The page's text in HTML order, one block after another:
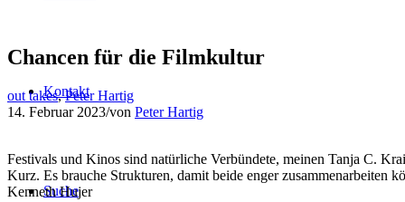
Kontakt
Suche
Chancen für die Filmkultur
out takes,Peter Hartig
14. Februar 2023/von Peter Hartig
Festivals und Kinos sind natürliche Verbündete, meinen Tanja C.
Kurz. Es brauche Strukturen, damit beide enger zusammenarbeiten
Kenneth Hujer